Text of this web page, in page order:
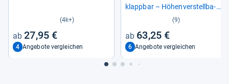
(4k+)
27,95 €
4 Angebote vergleichen
klapp­bar – Höhen­ver­stell­ba­
(9)
63,25 €
6 Angebote vergleichen